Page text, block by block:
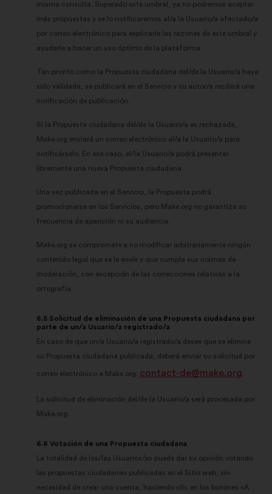
misma consulta. Superado este umbral, ya no podremos aceptar
más propuestas y se lo notificaremos al/a la Usuario/a afectado/a
por correo electrónico para explicarle las razones de este umbral y
ayudarle a hacer un uso óptimo de la plataforma.
Tan pronto como la Propuesta ciudadana del/de la Usuario/a haya
sido validada, se publicará en el Servicio y su autor/a recibirá una
notificación de publicación.
Si la Propuesta ciudadana del/de la Usuario/a es rechazada,
Make.org enviará un correo electrónico al/a la Usuario/a para
notificárselo. En ese caso, el/la Usuario/a podrá presentar
libremente una nueva Propuesta ciudadana.
Una vez publicada en el Servicio, la Propuesta podrá
promocionarse en los Servicios, pero Make.org no garantiza su
frecuencia de aparición ni su audiencia.
Make.org se compromete a no modificar arbitrariamente ningún
contenido legal que se le envíe y que cumpla sus normas de
moderación, con excepción de las correcciones relativas a la
ortografía.
6.5 Solicitud de eliminación de una Propuesta ciudadana por
parte de un/a Usuario/a registrado/a
En caso de que un/a Usuario/a registrado/a desee que se elimine
su Propuesta ciudadana publicada, deberá enviar su solicitud por
correo electrónico a Make.org: contact-de@make.org
La solicitud de eliminación del/de la Usuario/a será procesada por
Make.org.
6.6 Votación de una Propuesta ciudadana
La totalidad de los/las Usuarios/as puede dar su opinión votando
las propuestas ciudadanas publicadas en el Sitio web, sin
necesidad de crear una cuenta, haciendo clic en los botones «A